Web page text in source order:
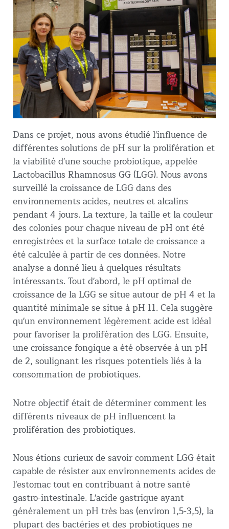
Dans ce projet, nous avons étudié l'influence de
différentes solutions de pH sur la prolifération et
la viabilité d'une souche probiotique, appelée
Lactobacillus Rhamnosus GG (LGG). Nous avons
surveillé la croissance de LGG dans des
environnements acides, neutres et alcalins
pendant 4 jours. La texture, la taille et la couleur
des colonies pour chaque niveau de pH ont été
enregistrées et la surface totale de croissance a
été calculée à partir de ces données. Notre
analyse a donné lieu à quelques résultats
intéressants. Tout d'abord, le pH optimal de
croissance de la LGG se situe autour de pH 4 et la
quantité minimale se situe à pH 11. Cela suggère
qu'un environnement légèrement acide est idéal
pour favoriser la prolifération des LGG. Ensuite,
une croissance fongique a été observée à un pH
de 2, soulignant les risques potentiels liés à la
consommation de probiotiques.
Notre objectif était de déterminer comment les
différents niveaux de pH influencent la
prolifération des probiotiques.
Nous étions curieux de savoir comment LGG était
capable de résister aux environnements acides de
l'estomac tout en contribuant à notre santé
gastro-intestinale. L'acide gastrique ayant
généralement un pH très bas (environ 1,5-3,5), la
plupart des bactéries et des probiotiques ne